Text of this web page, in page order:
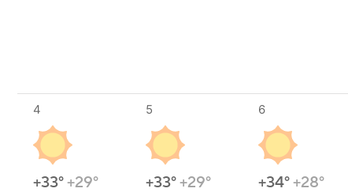
4
+33°+29°
5
+33°+29°
6
+34°+28°